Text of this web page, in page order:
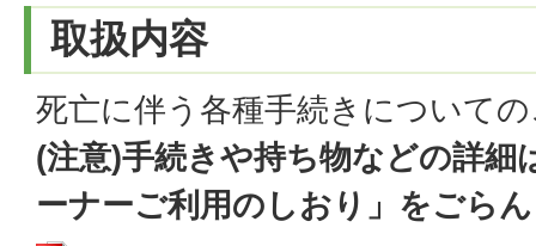
取扱内容
死亡に伴う各種手続きについて
(注意)手続きや持ち物などの詳細
ーナーご利用のしおり」をごら